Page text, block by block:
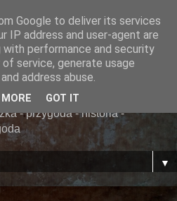
........
- tajemnica - książka - przygoda
- przygoda - historia -
▼
Google to deliver its services
IP address and user-agent are
with performance and security
service, generate usage
address abuse.
GOT IT